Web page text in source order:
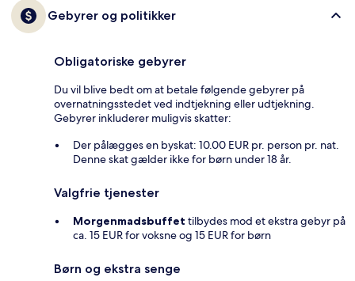
Gebyrer og politikker
Obligatoriske gebyrer
Du vil blive bedt om at betale følgende gebyrer på
overnatningsstedet ved indtjekning eller udtjekning.
Gebyrer inkluderer muligvis skatter:
Der pålægges en byskat: 10.00 EUR pr. person pr. nat.
Denne skat gælder ikke for børn under 18 år.
Valgfrie tjenester
Morgenmadsbuffet tilbydes mod et ekstra gebyr på
ca. 15 EUR for voksne og 15 EUR for børn
Børn og ekstra senge